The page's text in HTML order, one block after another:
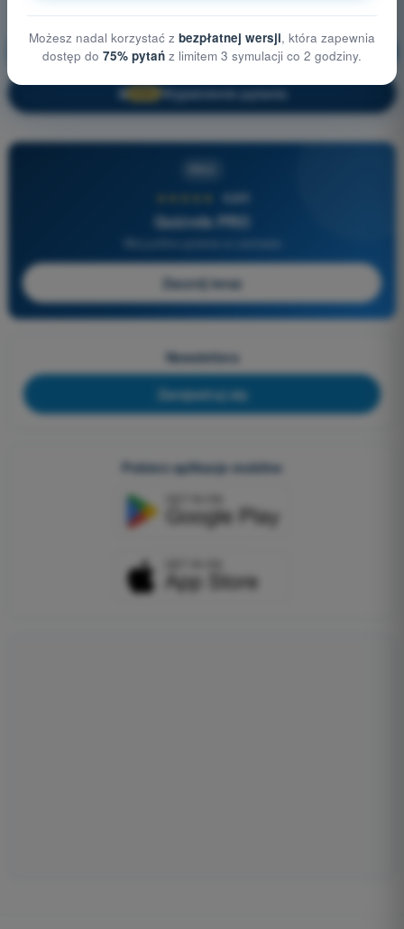
Prawo lotnicze Trening!
🔒 Wyjaśnienie pytania
4,6/5
Quizvds PRO
Zacznij teraz
Newslettera
Zarejestruj się
Pobierz aplikacje mobilne
Możesz nadal korzystać z bezpłatnej wersji, która zapewnia
dostęp do 75% pytań z limitem 3 symulacji co 2 godziny.